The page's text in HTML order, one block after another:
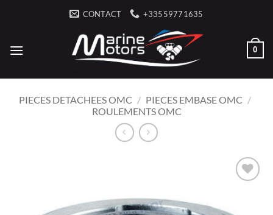
CONTACT +33559771635
0
PIECES DETACHEES OMC / PIECES EMBASE OMC /
ROULEMENTS OMC
À LA